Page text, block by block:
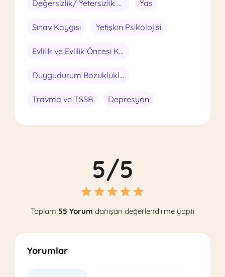
Değersizlik/ Yetersizlik Hisleri Yas
Sınav Kaygısı Yetişkin Psikolojisi
Evlilik ve Evlilik Öncesi Konular
Duygudurum Bozuklukları
Travma ve TSSB Depresyon
5/5
Toplam 55 Yorum danışan değerlendirme yaptı
Yorumlar